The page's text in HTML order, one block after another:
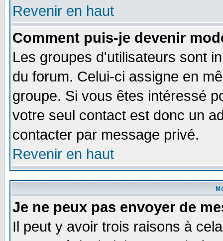
Revenir en haut
Comment puis-je devenir
Les groupes d'utilisateurs sont
du forum. Celui-ci assigne en
groupe. Si vous êtes intéressé
votre seul contact est donc un
contacter par message privé.
Revenir en haut
Je ne peux pas envoyer de
Il peut y avoir trois raisons à